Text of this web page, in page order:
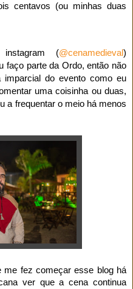
centavos (ou minhas duas
(@cenamedieval)
faço parte da Ordo, então não
do evento como eu
uma coisinha ou duas,
a frequentar o meio há menos
me fez começar esse blog há
ver que a cena continua